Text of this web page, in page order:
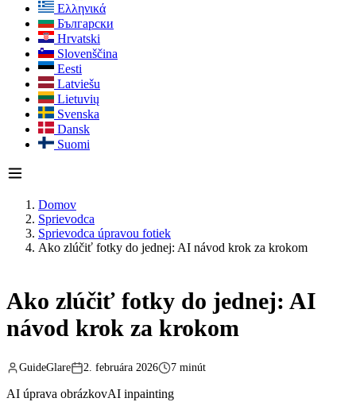
Ελληνικά
Български
Hrvatski
Slovenščina
Eesti
Latviešu
Lietuvių
Svenska
Dansk
Suomi
Domov
Sprievodca
Sprievodca úpravou fotiek
Ako zlúčiť fotky do jednej: AI návod krok za krokom
Ako zlúčiť fotky do jednej: AI
návod krok za krokom
GuideGlare 2. februára 2026 7 minút
AI úprava obrázkovAI inpainting